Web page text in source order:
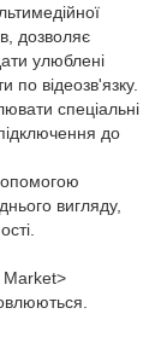
дозволяє
улюблені
по відеозв'язку.
спеціальні
до
вигляду,
Market>